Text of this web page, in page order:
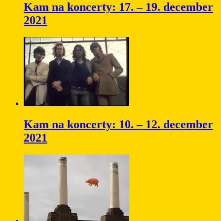
Kam na koncerty: 17. – 19. december
2021
Kam na koncerty: 10. – 12. december
2021